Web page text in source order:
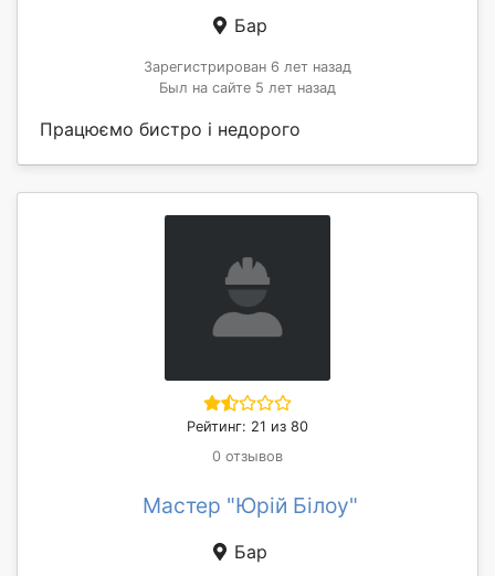
Бар
Зарегистрирован 6 лет назад
Был на сайте 5 лет назад
Працюємо бистро і недорого
Рейтинг: 21 из 80
0 отзывов
Мастер "Юрій Білоу"
Бар